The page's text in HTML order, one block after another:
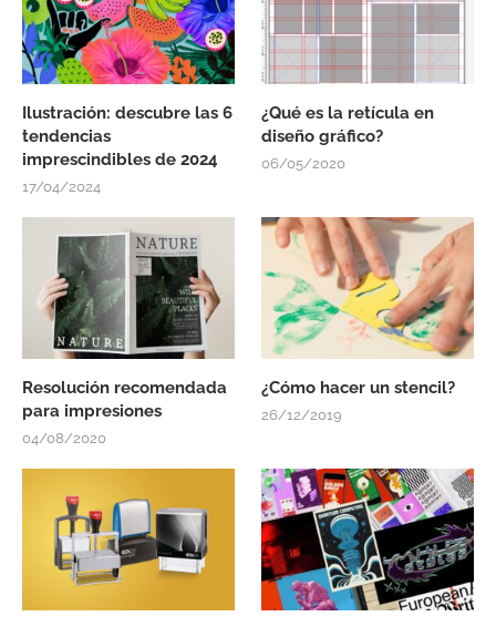
Ilustración: descubre las 6
tendencias
imprescindibles de 2024
17/04/2024
¿Qué es la retícula en
diseño gráfico?
06/05/2020
Resolución recomendada
para impresiones
04/08/2020
¿Cómo hacer un stencil?
26/12/2019